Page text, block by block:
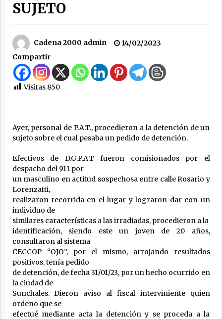
La Municipalidad de San Guillermo continúa
06/08/2026
Fenómeno El Niño: Jornada Regional
Ceres: Se ordenó la prisión preventiva de un
moto
La Provincia cerró en Ceres la 1° ronda de
jornadas regionales sobre el fenómeno de El
05/08/2026
Ceres: dictaron prisión preventiva a un
su entorno familiar
SUJETO
Cadena 2000 admin
14/02/2023
Compartir
Visitas 850
Ayer, personal de P.A.T., procedieron a la detención de un
sujeto sobre el cual pesaba un pedido de detención.
Efectivos de D.G.P.A.T fueron comisionados por el
despacho del 911 por
un masculino en actitud sospechosa entre calle Rosario y
Lorenzatti,
realizaron recorrida en el lugar y lograron dar con un
individuo de
similares características a las irradiadas, procedieron a la
identificación, siendo este un joven de 20 años,
consultaron al sistema
CECCOP “OJO”, por el mismo, arrojando resultados
positivos, tenía pedido
de detención, de fecha 31/01/23, por un hecho ocurrido en
la ciudad de
Sunchales. Dieron aviso al fiscal interviniente quien
ordeno que se
efectué mediante acta la detención y se proceda a la